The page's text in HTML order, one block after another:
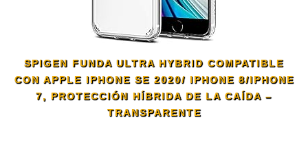
SPIGEN FUNDA ULTRA HYBRID COMPATIBLE
CON APPLE IPHONE SE 2020/ IPHONE 8/IPHONE
7, PROTECCIÓN HÍBRIDA DE LA CAÍDA –
TRANSPARENTE